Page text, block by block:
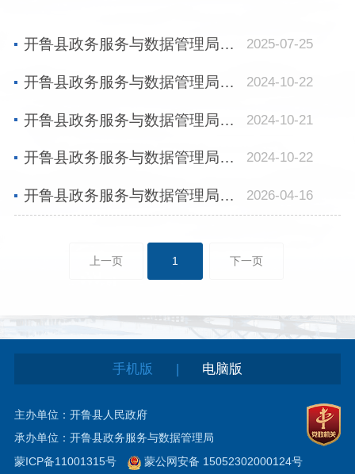
开鲁县政务服务与数据管理局职能职责 2025-07-25
开鲁县政务服务与数据管理局领导班子成员分工 2024-10-22
开鲁县政务服务与数据管理局内设机构 2024-10-21
开鲁县政务服务与数据管理局所属单位 2024-10-22
开鲁县政务服务与数据管理局联系方式 2026-04-16
上一页 1 下一页
手机版 | 电脑版
主办单位：开鲁县人民政府
承办单位：开鲁县政务服务与数据管理局
蒙ICP备11001315号
蒙公网安备 15052302000124号